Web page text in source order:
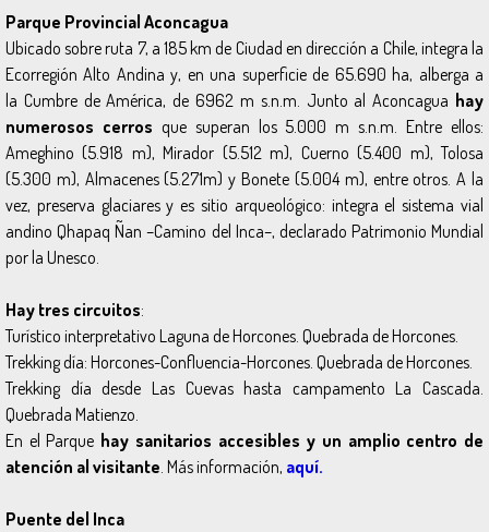
Parque Provincial Aconcagua
Ubicado sobre ruta 7, a 185 km de Ciudad en dirección a Chile, integra la
Ecorregión Alto Andina y, en una superficie de 65.690 ha, alberga a
la Cumbre de América, de 6962 m s.n.m. Junto al Aconcagua hay
numerosos cerros que superan los 5.000 m s.n.m. Entre ellos:
Ameghino (5.918 m), Mirador (5.512 m), Cuerno (5.400 m), Tolosa
(5.300 m), Almacenes (5.271m) y Bonete (5.004 m), entre otros. A la
vez, preserva glaciares y es sitio arqueológico: integra el sistema vial
andino Qhapaq Ñan –Camino del Inca–, declarado Patrimonio Mundial
por la Unesco.
Hay tres circuitos:
Turístico interpretativo Laguna de Horcones. Quebrada de Horcones.
Trekking día: Horcones-Confluencia-Horcones. Quebrada de Horcones.
Trekking día desde Las Cuevas hasta campamento La Cascada.
Quebrada Matienzo.
En el Parque hay sanitarios accesibles y un amplio centro de
atención al visitante . Más información, aquí.
Puente del Inca